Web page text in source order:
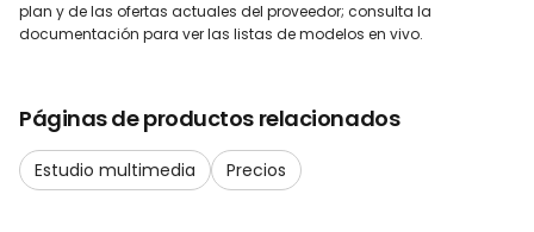
plan y de las ofertas actuales del proveedor; consulta la
documentación para ver las listas de modelos en vivo.
Páginas de productos relacionados
Estudio multimedia Precios